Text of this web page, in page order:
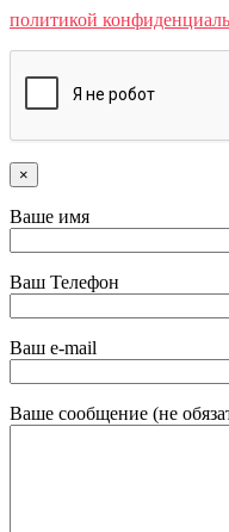
политикой
×
Ваше имя
Ваш Телефон
Ваш e-mail
Ваше сообщение (не